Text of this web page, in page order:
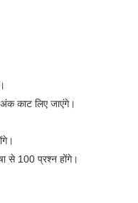
काट लिए जाएंगे।
से 100 प्रश्न होंगे।